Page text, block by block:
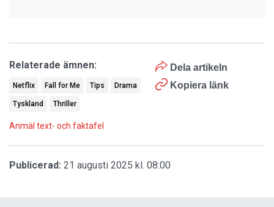
Dela artikeln
Kopiera länk
Relaterade ämnen:
Netflix Fall for Me Tips Drama
Tyskland Thriller
Anmäl text- och faktafel
Publicerad: 21 augusti 2025 kl. 08:00